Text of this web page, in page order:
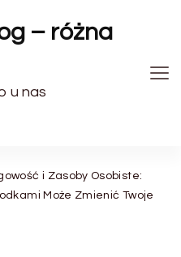
– różna
u nas
i Zasoby Osobiste:
Może Zmienić Twoje